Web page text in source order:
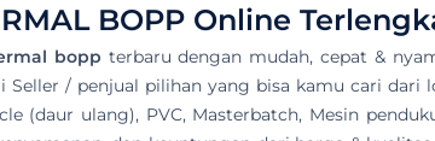
BOPP Online
bopp terbaru dengan mudah, cepat &
/ penjual pilihan yang bisa kamu cari dari
(daur ulang), PVC, Masterbatch, Mesin